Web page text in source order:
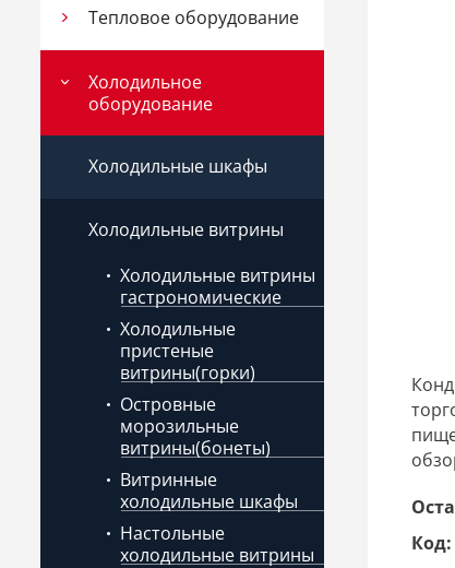
Тепловое оборудование
Холодильное
оборудование
Холодильные шкафы
Холодильные витрины
Холодильные витрины
гастрономические
Холодильные
пристеные
витрины(горки)
Островные
морозильные
витрины(бонеты)
Витринные
холодильные шкафы
Настольные
холодильные витрины
Код: